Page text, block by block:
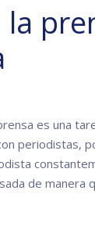
es una
periodistas,
de manera